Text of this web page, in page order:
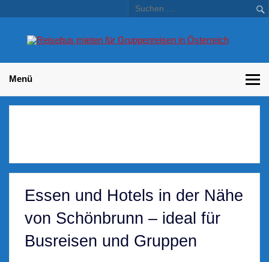
–
Menü
Essen und Hotels in der Nähe
von Schönbrunn – ideal für
Busreisen und Gruppen